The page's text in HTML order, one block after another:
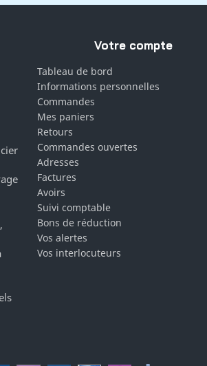
Votre compte
Tableau de bord
Informations personnelles
Commandes
Mes paniers
Retours
Commandes ouvertes
Adresses
Factures
Avoirs
Suivi comptable
Bons de réduction
Vos alertes
Vos interlocuteurs